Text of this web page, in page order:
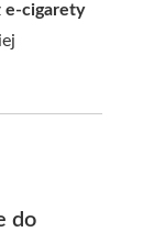
e-cigarety
do